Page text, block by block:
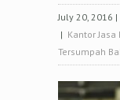
July 20, 2016 |
| Kantor
Tersumpah